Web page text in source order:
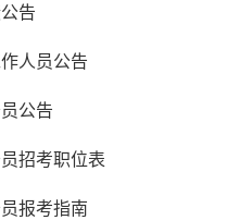
告
人员公告
公告
招考职位表
报考指南